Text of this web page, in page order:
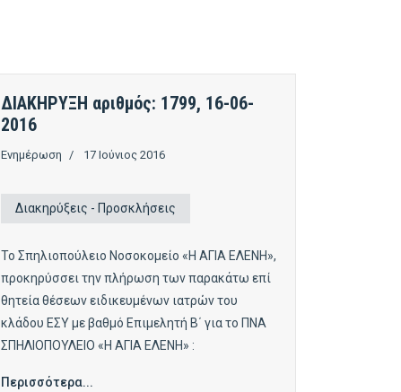
ΔΙΑΚΗΡΥΞΗ αριθμός: 1799, 16-06-
2016
Ενημέρωση 17 Ιούνιος 2016
Διακηρύξεις - Προσκλήσεις
Το Σπηλιοπούλειο Νοσοκομείο «Η ΑΓΙΑ ΕΛΕΝΗ»,
προκηρύσσει την πλήρωση των παρακάτω επί
θητεία θέσεων ειδικευμένων ιατρών του
κλάδου ΕΣΥ με βαθμό Επιμελητή Β΄ για το ΠΝΑ
ΣΠΗΛΙΟΠΟΥΛΕΙΟ «Η ΑΓΙΑ ΕΛΕΝΗ» :
Περισσότερα...